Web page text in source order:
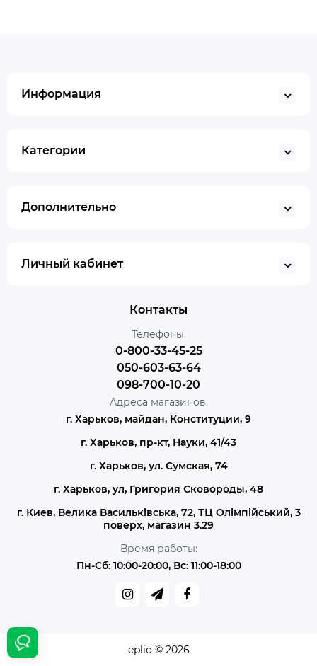
Информация
Категории
Дополнительно
Личный кабинет
Контакты
Телефоны:
0-800-33-45-25
050-603-63-64
098-700-10-20
Адреса магазинов:
г. Харьков, майдан, Конституции, 9
г. Харьков, пр-кт, Науки, 41/43
г. Харьков, ул. Сумская, 74
г. Харьков, ул, Григория Сковороды, 48
г. Киев, Велика Васильківська, 72, ТЦ Олімпійський, 3
поверх, магазин 3.29
Время работы:
Пн-Сб: 10:00-20:00, Вс: 11:00-18:00
eplio © 2026